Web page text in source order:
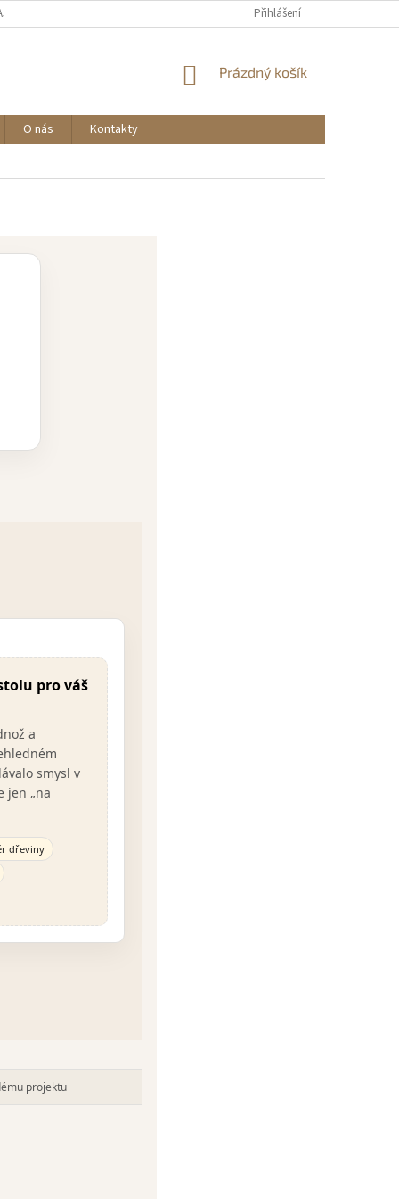
Přihlášení
NÁKUPNÍ
Prázdný košík
O nás
Kontakty
pro váš
a
smysl v
jen „na
dřeviny
projektu